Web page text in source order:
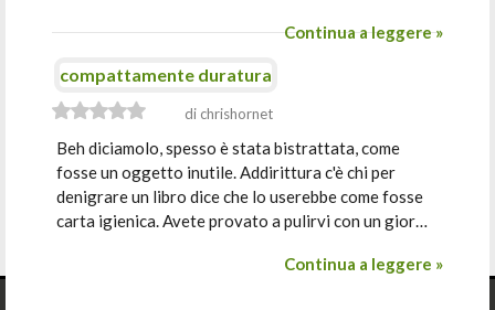
Continua a leggere »
compattamente duratura
di chrishornet
Beh diciamolo, spesso è stata bistrattata, come
fosse un oggetto inutile. Addirittura c'è chi per
denigrare un libro dice che lo userebbe come fosse
carta igienica. Avete provato a pulirvi con un gior…
Continua a leggere »